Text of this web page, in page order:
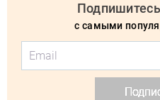
с самыми